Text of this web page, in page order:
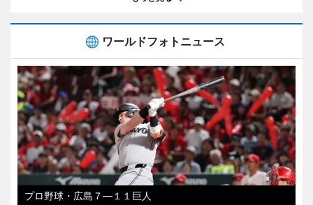
ワールドフォトニュース
プロ野球・広島７―１１巨人